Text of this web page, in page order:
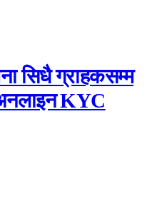
सिधै ग्राहकसम्म
KYC